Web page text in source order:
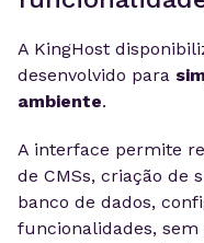
A KingHost
desenvolvido para
ambiente.
A interface permite
de CMSs, criação de
banco de dados,
funcionalidades, sem